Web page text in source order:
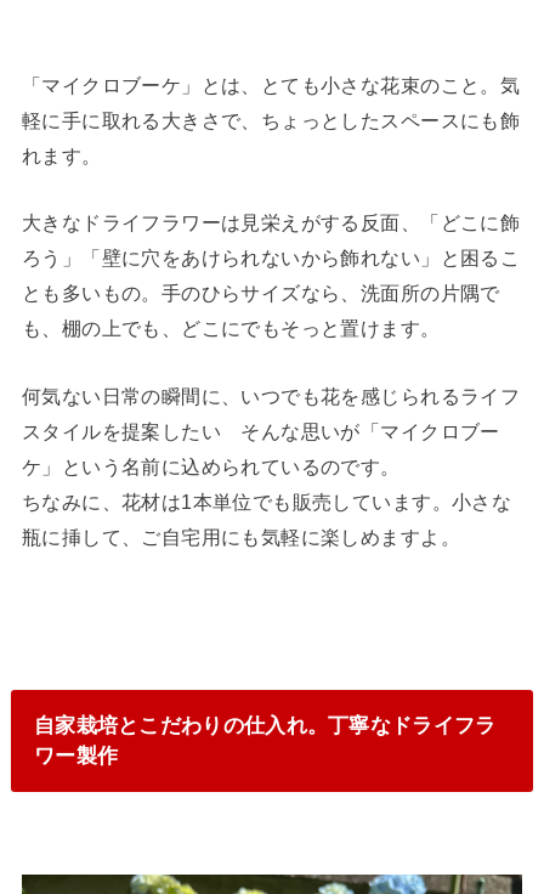
「マイクロブーケ」とは、とても小さな花束のこと。気
軽に手に取れる大きさで、ちょっとしたスペースにも飾
れます。
大きなドライフラワーは見栄えがする反面、「どこに飾
ろう」「壁に穴をあけられないから飾れない」と困るこ
とも多いもの。手のひらサイズなら、洗面所の片隅で
も、棚の上でも、どこにでもそっと置けます。
何気ない日常の瞬間に、いつでも花を感じられるライフ
スタイルを提案したい そんな思いが「マイクロブー
ケ」という名前に込められているのです。
ちなみに、花材は1本単位でも販売しています。小さな
瓶に挿して、ご自宅用にも気軽に楽しめますよ。
自家栽培とこだわりの仕入れ。丁寧なドライフラ
ワー製作